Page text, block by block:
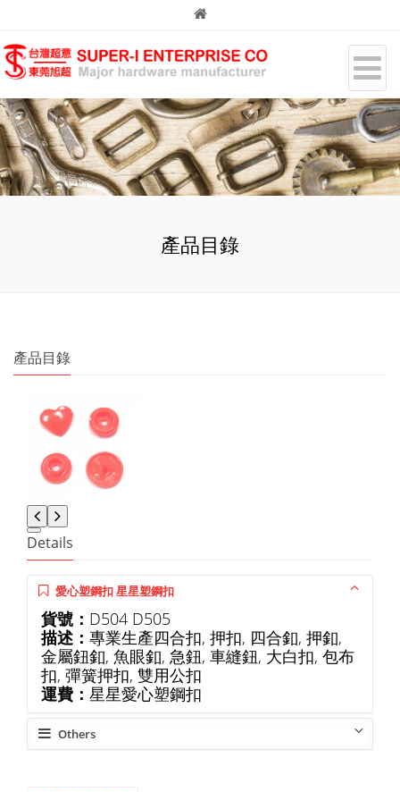
產品目錄
產品目錄
Details
愛心塑鋼扣 星星塑鋼扣
貨號： D504 D505
描述： 專業生產四合扣, 押扣, 四合釦, 押釦,
金屬鈕釦, 魚眼釦, 急鈕, 車縫鈕, 大白扣, 包布
扣, 彈簧押扣, 雙用公扣
運費： 星星愛心塑鋼扣
Others